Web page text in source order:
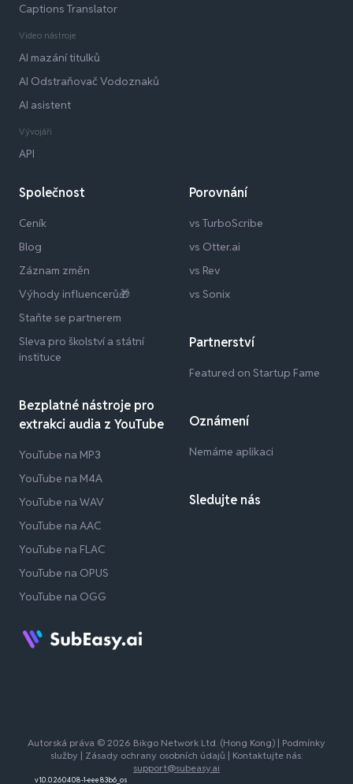
Captions Translator
Video nástroje
AI mazání titulků
AI Odstraňovač Vodoznaků
AI asistent
Vývojáři
API
Společnost
Ceník
Blog
Záznam změn
Výhody influencerů🎁
Staňte se partnerem
Sleva pro školství a státní
instituce
Bezplatné nástroje pro
extrakci audia z YouTube
YouTube na MP3
YouTube na M4A
YouTube na WAV
YouTube na AAC
YouTube na FLAC
YouTube na OPUS
YouTube na OGG
Porovnání
vs TurboScribe
vs Otter.ai
vs Rev
vs Sonix
Partnerství
Featured on Startup Fame
Oznámení
Nemáme aplikaci
Sledujte nás
Autorská práva © 2026 Bikgo Network Ltd. (Hong Kong) | Podmínky
služby | Zásady ochrany osobních údajů | Kontaktujte nás:
support@subeasy.ai
v1.0.0.260408-1-eee83b6_os